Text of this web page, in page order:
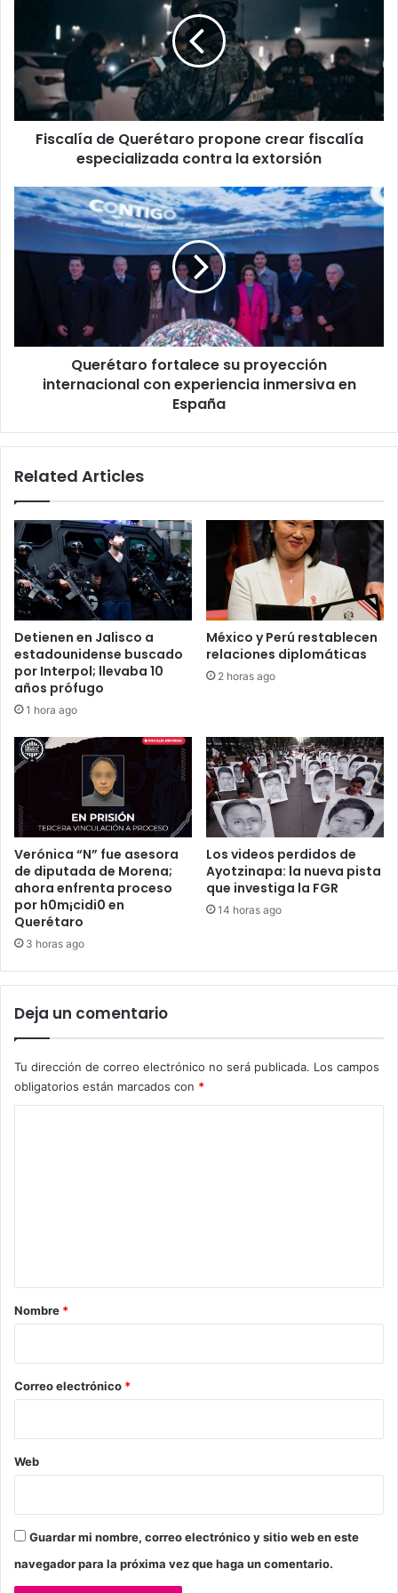
propone
fiscalía
especializada
contra
la
extorsión
Fiscalía de Querétaro propone crear fiscalía
especializada contra la extorsión
Querétaro
fortalece
proyección
internacional
inmersiva
en
Querétaro fortalece su proyección
internacional con experiencia inmersiva en
España
Related Articles
Detienen en Jalisco a
estadounidense buscado
por Interpol; llevaba 10
años prófugo
1 hora ago
México y Perú restablecen
relaciones diplomáticas
2 horas ago
Verónica “N” fue asesora
de diputada de Morena;
ahora enfrenta proceso
por h0m¡cidi0 en
Querétaro
3 horas ago
Los videos perdidos de
Ayotzinapa: la nueva pista
que investiga la FGR
14 horas ago
Deja un comentario
Tu dirección de correo electrónico no será publicada. Los campos
obligatorios están marcados con *
r
*
Nombre *
Correo electrónico *
Web
Guardar mi nombre, correo electrónico y sitio web en este
navegador para la próxima vez que haga un comentario.